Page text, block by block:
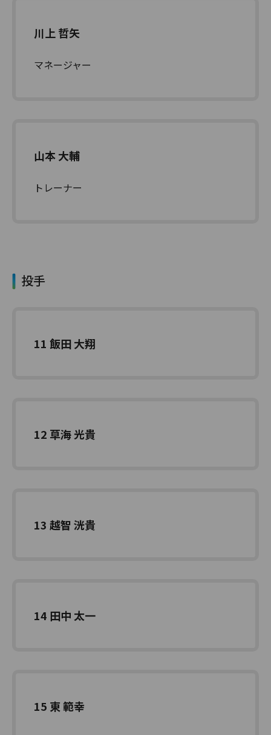
川上 哲矢
マネージャー
山本 大輔
トレーナー
投手
11 飯田 大翔
12 草海 光貴
13 越智 洸貴
14 田中 太一
15 東 範幸